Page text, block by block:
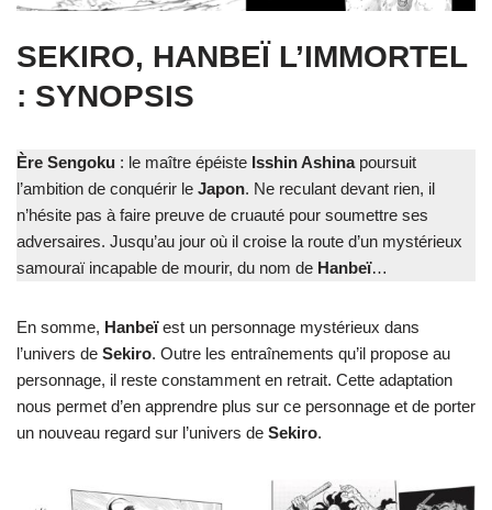
SEKIRO, HANBEÏ L’IMMORTEL
: SYNOPSIS
Ère Sengoku : le maître épéiste Isshin Ashinapoursuit
l’ambition de conquérir le Japon. Ne reculant devant rien, il
n’hésite pas à faire preuve de cruauté pour soumettre ses
adversaires. Jusqu’au jour où il croise la route d’un mystérieux
samouraï incapable de mourir, du nom de Hanbeï…
En somme, Hanbeïest un personnage mystérieux dans
l’univers de Sekiro. Outre les entraînements qu’il propose au
personnage, il reste constamment en retrait. Cette adaptation
nous permet d’en apprendre plus sur ce personnage et de porter
un nouveau regard sur l’univers de Sekiro.